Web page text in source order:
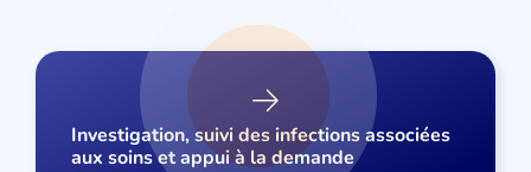
Investigation, suivi des infections associées
aux soins et appui à la demande